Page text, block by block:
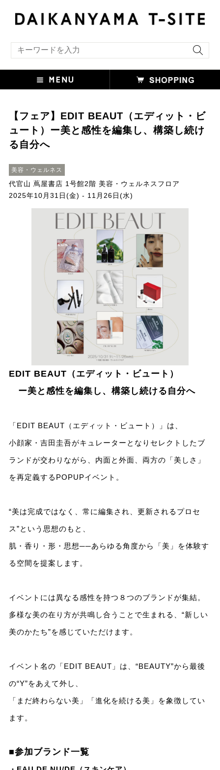
【フェア】EDIT BEAUT（エディット・ビ
ュート）ー美と感性を編集し、構築し続け
る自分へ
美容・ウェルネス
代官山 蔦屋書店 1号館2階 美容・ウェルネスフロア
2025年10月31日(金) - 11月26日(水)
EDIT BEAUT（エディット・ビュート）
ー美と感性を編集し、構築し続ける自分へ
「EDIT BEAUT（エディット・ビュート）」は、
小顔家・吉田圭吾がキュレーターとなりセレクトしたブ
ランドが交わりながら、内面と外面、両方の「美しさ」
を再定義するPOPUPイベント。
“美は完成ではなく、常に編集され、更新されるプロセ
ス”という思想のもと、
肌・香り・形・思想──あらゆる角度から「美」を体験す
る空間を提案します。
イベントには異なる感性を持つ８つのブランドが集結。
多様な美の在り方が共鳴し合うことで生まれる、“新しい
美のかたち”を感じていただけます。
イベント名の「EDIT BEAUT」は、“BEAUTY”から最後
の“Y”をあえて外し、
「まだ終わらない美」「進化を続ける美」を象徴してい
ます。
■参加ブランド一覧